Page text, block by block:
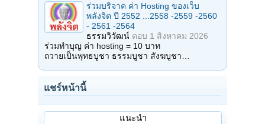
ร่วมบริจาค ค่า Hosting ของเว็บ
พลังจิต ปี 2552 ...2558 -2559 -2560
- 2561 -2564
ธรรมวิวัฒน์ ตอบ 1 สิงหาคม 2026
ร่วมทำบุญ ค่า hosting = 10 บาท
ถวายเป็นพุทธบูชา ธรรมบูชา สังฆบูชา…
แชร์หน้านี้
แนะนำ